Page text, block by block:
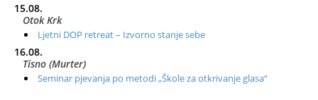
15.08.
Otok Krk
Ljetni DOP retreat – Izvorno stanje sebe
16.08.
Tisno (Murter)
Seminar pjevanja po metodi „Škole za otkrivanje glasa“